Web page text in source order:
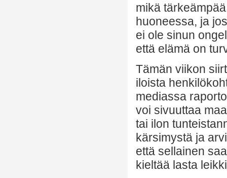
mikä
huoneessa, ja
ei ole sinun
että elämä on
Tämän viikon
iloista
mediassa
voi sivuuttaa
tai ilon
kärsimystä ja
että sellainen
kieltää lasta